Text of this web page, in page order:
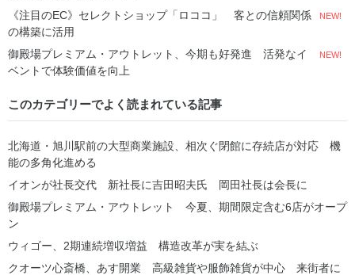
《注目のEC》セレクトショップ「ロココ」 客との信頼関係
の構築に活用
NEW!
御殿場プレミアム・アウトレット、今期も好発進 活発なイ
ベントで体験価値を向上
NEW!
このカテゴリーでよく読まれている記事
北海道・旭川駅前の大型商業施設、相次ぐ閉館に存続店が対応 機
能の多角化進める
イオンが社長交代 新社長に吉田昭夫氏 岡田社長は会長に
御殿場プレミアム・アウトレット 今夏、期間限定含む6店がオープ
ン
ウィゴー、2期連続増収増益 構造改革が実を結ぶ
クオーツ心斎橋、あす開業 高級雑貨や服飾雑貨が中心 来街者に